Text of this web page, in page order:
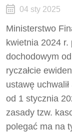
04 sty 2025
Ministerstwo
kwietnia 2024
dochodowym
ryczałcie
ustawę
od 1 stycznia
zasady tzw.
polegać ma na